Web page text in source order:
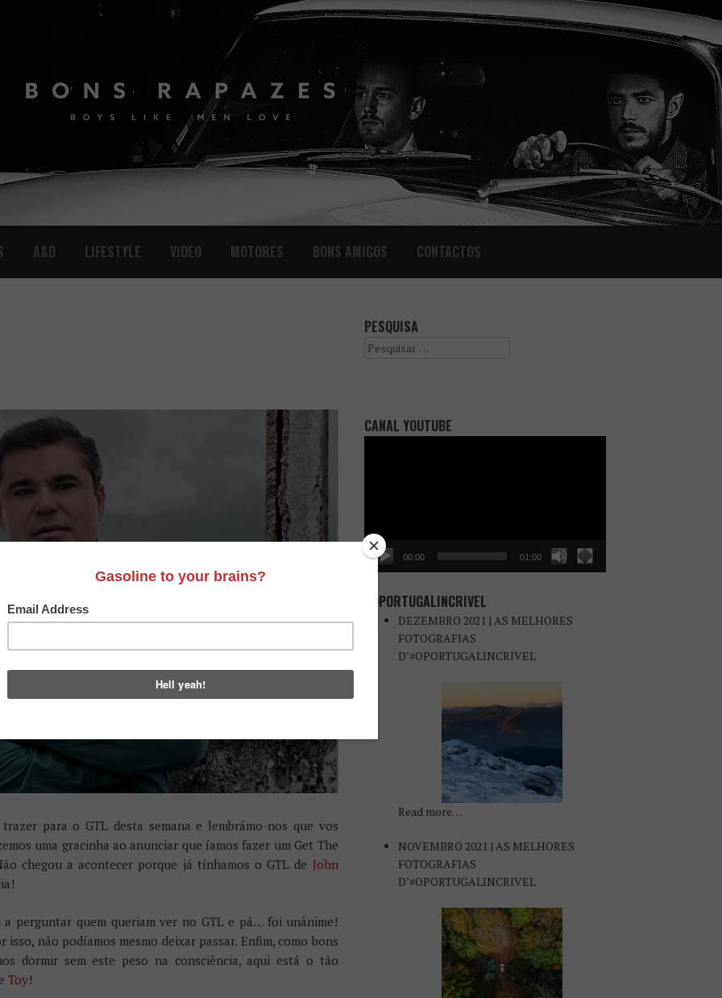
A&D LIFESTYLE VIDEO MOTORES BONS AMIGOS CONTACTOS
para o GTL desta semana e lembrámo-nos que vos
uma gracinha ao anunciar que íamos fazer um Get The
chegou a acontecer porque já tínhamos o GTL de John
perguntar quem queriam ver no GTL e pá… foi unânime!
não podíamos mesmo deixar passar. Enfim, como bons
dormir sem este peso na consciência, aqui está o tão
Toy!
PESQUISA
Search
CANAL YOUTUBE
00:00 01:00
#OPORTUGALINCRIVEL
DEZEMBRO 2021 | AS MELHORES
FOTOGRAFIAS
D’#OPORTUGALINCRIVEL
Read more…
NOVEMBRO 2021 | AS MELHORES
FOTOGRAFIAS
D’#OPORTUGALINCRIVEL